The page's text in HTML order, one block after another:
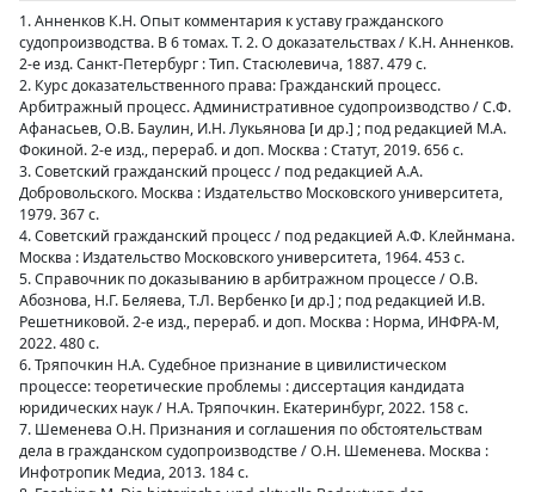
1. Анненков К.Н. Опыт комментария к уставу гражданского
судопроизводства. В 6 томах. Т. 2. О доказательствах / К.Н. Анненков.
2-е изд. Санкт-Петербург : Тип. Стасюлевича, 1887. 479 с.
2. Курс доказательственного права: Гражданский процесс.
Арбитражный процесс. Административное судопроизводство / С.Ф.
Афанасьев, О.В. Баулин, И.Н. Лукьянова [и др.] ; под редакцией М.А.
Фокиной. 2-е изд., перераб. и доп. Москва : Статут, 2019. 656 с.
3. Советский гражданский процесс / под редакцией А.А.
Добровольского. Москва : Издательство Московского университета,
1979. 367 с.
4. Советский гражданский процесс / под редакцией А.Ф. Клейнмана.
Москва : Издательство Московского университета, 1964. 453 с.
5. Справочник по доказыванию в арбитражном процессе / О.В.
Абознова, Н.Г. Беляева, Т.Л. Вербенко [и др.] ; под редакцией И.В.
Решетниковой. 2-е изд., перераб. и доп. Москва : Норма, ИНФРА-М,
2022. 480 с.
6. Тряпочкин Н.А. Судебное признание в цивилистическом
процессе: теоретические проблемы : диссертация кандидата
юридических наук / Н.А. Тряпочкин. Екатеринбург, 2022. 158 с.
7. Шеменева О.Н. Признания и соглашения по обстоятельствам
дела в гражданском судопроизводстве / О.Н. Шеменева. Москва :
Инфотропик Медиа, 2013. 184 с.